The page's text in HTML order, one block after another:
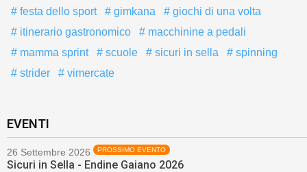
festa dello sport
gimkana
giochi di una volta
itinerario gastronomico
macchinine a pedali
mamma sprint
scuole sicuri in sella
spinning
strider
vimercate
EVENTI
26 Settembre 2026 PROSSIMO EVENTO
Sicuri in Sella - Endine Gaiano 2026